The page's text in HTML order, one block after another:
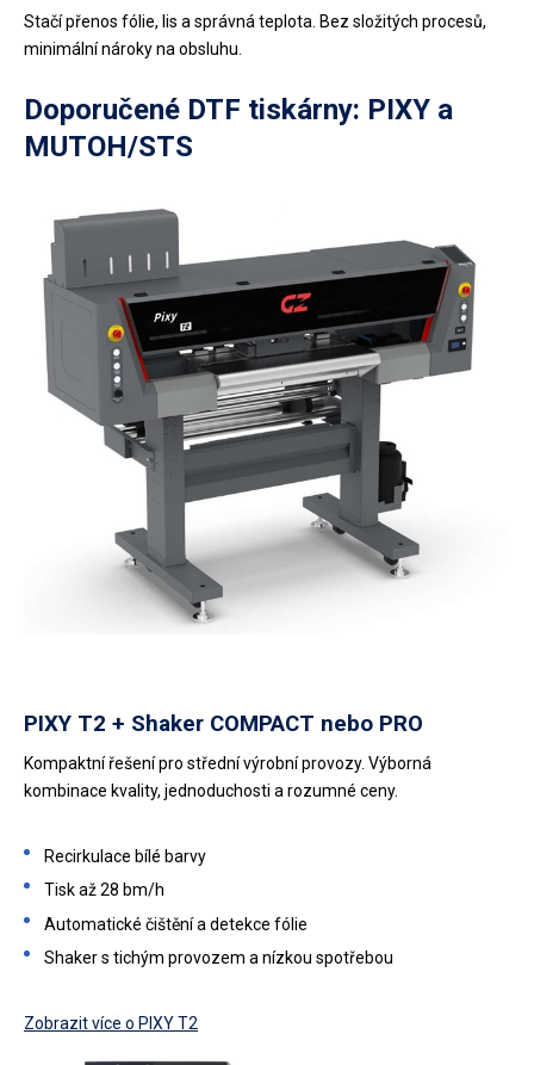
Stačí přenos fólie, lis a správná teplota. Bez složitých procesů,
minimální nároky na obsluhu.
Doporučené DTF tiskárny: PIXY a
MUTOH/STS
PIXY T2 + Shaker COMPACT nebo PRO
Kompaktní řešení pro střední výrobní provozy. Výborná
kombinace kvality, jednoduchosti a rozumné ceny.
Recirkulace bílé barvy
Tisk až 28 bm/h
Automatické čištění a detekce fólie
Shaker s tichým provozem a nízkou spotřebou
Zobrazit více o PIXY T2